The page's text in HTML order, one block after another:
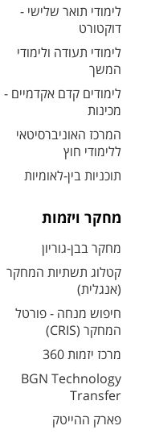
לימודי תואר שלישי -
דוקטורט
לימודי תעודה ולימודי
המשך
לימודים קדם אקדמיים -
מכינות
המרכז האוניברסיטאי
ללימודי חוץ
תוכניות בין-לאומיות
מחקר ויזמות
מחקר בבן-גוריון
קטלוג תשתיות המחקר
(אנגלית)
חיפוש מנחה - פורטל
המחקר (CRIS)
מרכז יזמות 360
BGN Technology
Transfer
פארק ההייטק